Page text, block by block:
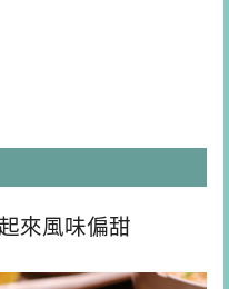
來風味偏甜